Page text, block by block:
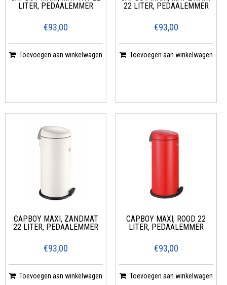
LITER, PEDAALEMMER
€93,00
Toevoegen aan winkelwagen
22 LITER, PEDAALEMMER
€93,00
Toevoegen aan winkelwagen
CAPBOY MAXI, ZANDMAT
22 LITER, PEDAALEMMER
€93,00
Toevoegen aan winkelwagen
CAPBOY MAXI, ROOD 22
LITER, PEDAALEMMER
€93,00
Toevoegen aan winkelwagen